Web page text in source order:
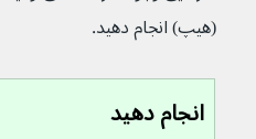
(هیپ) انجام دهید.
انجام دهید